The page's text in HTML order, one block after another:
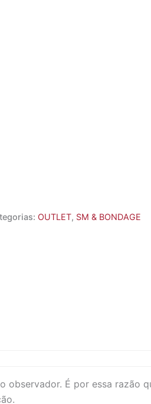
OUTLET, SM & BONDAGE
É por essa razão